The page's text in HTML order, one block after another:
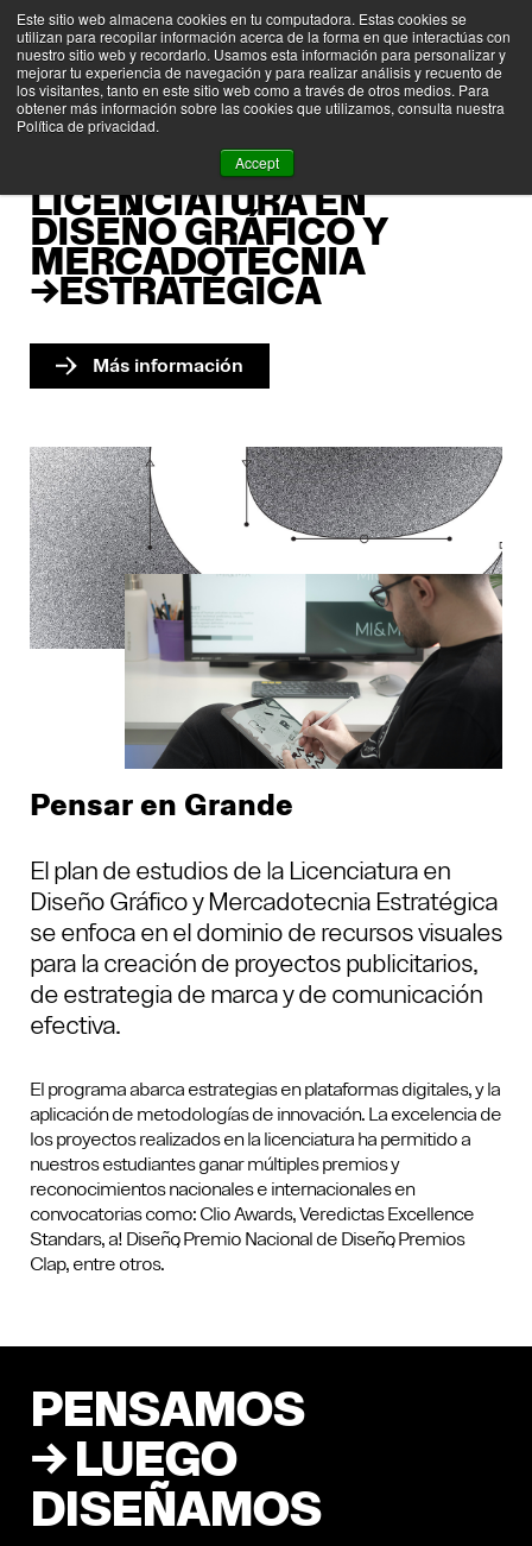
Este sitio web almacena cookies en tu computadora. Estas cookies se
utilizan para recopilar información acerca de la forma en que interactúas con
nuestro sitio web y recordarlo. Usamos esta información para personalizar y
mejorar tu experiencia de navegación y para realizar análisis y recuento de
los visitantes, tanto en este sitio web como a través de otros medios. Para
obtener más información sobre las cookies que utilizamos, consulta nuestra
Política de privacidad.
Accept
LICENCIATURA EN
DISEÑO GRÁFICO Y
MERCADOTECNIA
→ESTRATÉGICA
> Más información
Pensar en Grande
El plan de estudios de la Licenciatura en
Diseño Gráfico y Mercadotecnia Estratégica
se enfoca en el dominio de recursos visuales
para la creación de proyectos publicitarios,
de estrategia de marca y de comunicación
efectiva.
El programa abarca estrategias en plataformas digitales, y la
aplicación de metodologías de innovación. La excelencia de
los proyectos realizados en la licenciatura ha permitido a
nuestros estudiantes ganar múltiples premios y
reconocimientos nacionales e internacionales en
convocatorias como: Clio Awards, Veredictas Excellence
Standars, a! Diseño, Premio Nacional de Diseño, Premios
Clap, entre otros.
PENSAMOS
→ LUEGO
DISEÑAMOS